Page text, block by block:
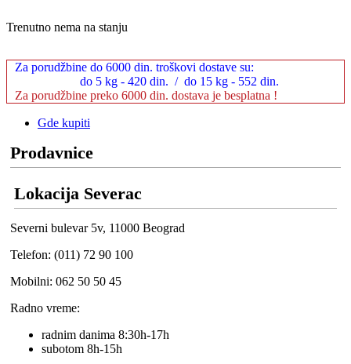
Trenutno nema na stanju
Za porudžbine do 6000 din. troškovi dostave su:
do 5 kg - 420 din. / do 15 kg - 552 din.
Za porudžbine preko 6000 din. dostava je besplatna !
Gde kupiti
Prodavnice
Lokacija Severac
Severni bulevar 5v, 11000 Beograd
Telefon: (011) 72 90 100
Mobilni: 062 50 50 45
Radno vreme:
radnim danima 8:30h-17h
subotom 8h-15h